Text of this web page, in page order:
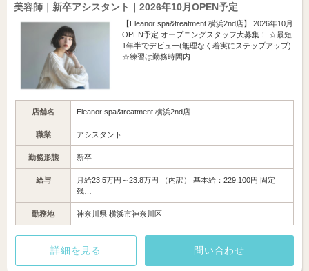
美容師｜新卒アシスタント｜2026年10月OPEN予定
【Eleanor spa&treatment 横浜2nd店】 2026年10月
OPEN予定 オープニングスタッフ大募集！ ☆最短
1年半でデビュー(無理なく着実にステップアップ)
☆練習は勤務時間内…
店舗名 Eleanor spa&treatment 横浜2nd店
職業 アシスタント
勤務形態 新卒
給与
月給23.5万円～23.8万円 （内訳） 基本給：229,100円 固定
残…
勤務地 神奈川県 横浜市神奈川区
詳細を見る 問い合わせ